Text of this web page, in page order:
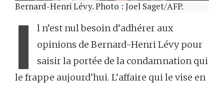
Bernard-Henri Lévy. Photo : Joel Saget/AFP.
I
l n’est nul besoin d’adhérer aux
opinions de Bernard-Henri Lévy pour
saisir la portée de la condamnation qui
le frappe aujourd’hui. L’affaire qui le vise en